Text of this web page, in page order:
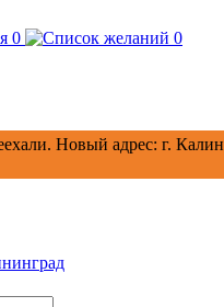
0
0
Новый адрес: г.